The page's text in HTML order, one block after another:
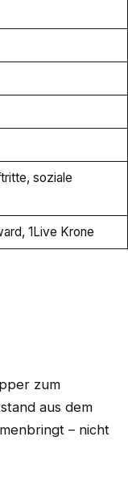
soziale
1Live Krone
zum
aus dem
– nicht